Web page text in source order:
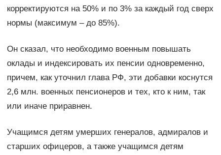
корректируются на 50% и по 3% за каждый год сверх
нормы (максимум – до 85%).
Он сказал, что необходимо военным повышать
оклады и индексировать их пенсии одновременно,
причем, как уточнил глава РФ, эти добавки коснутся
2,6 млн. военных пенсионеров и тех, кто к ним, так
или иначе приравнен.
Учащимся детям умерших генералов, адмиралов и
старших офицеров, а также учащимся детям